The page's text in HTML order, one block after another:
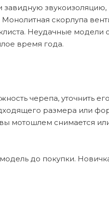
завидную
скорлупа
Неудачные
время года.
черепа, уточнить
размера или
мотошлем снимается
до покупки.